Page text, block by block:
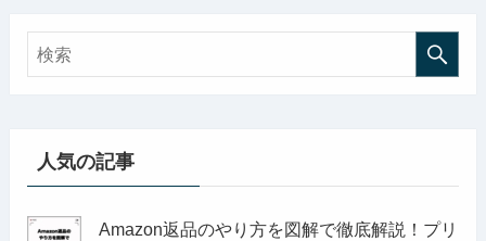
人気の記事
Amazon返品のやり方を図解で徹底解説！プリ